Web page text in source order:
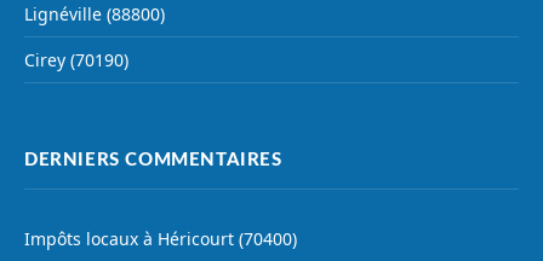
Lignéville (88800)
Cirey (70190)
DERNIERS COMMENTAIRES
Impôts locaux à Héricourt (70400)